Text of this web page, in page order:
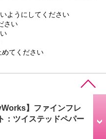
ようにしてください
さい
めてください
】ファインフレ
：ツイステッドペパー